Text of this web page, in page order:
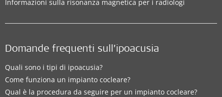
Informazioni sulla risonanza magnetica per i radiologi
Domande frequenti sull’ipoacusia
Quali sono i tipi di ipoacusia?
Come funziona un impianto cocleare?
Qual è la procedura da seguire per un impianto cocleare?